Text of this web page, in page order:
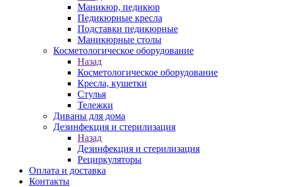
Маникюр, педикюр
Педикюрные кресла
Подставки педикюрные
Маникюрные столы
Косметологическое оборудование
Назад
Косметологическое оборудование
Кресла, кушетки
Стулья
Тележки
Диваны для дома
Дезинфекция и стерилизация
Назад
Дезинфекция и стерилизация
Рециркуляторы
Оплата и доставка
Контакты